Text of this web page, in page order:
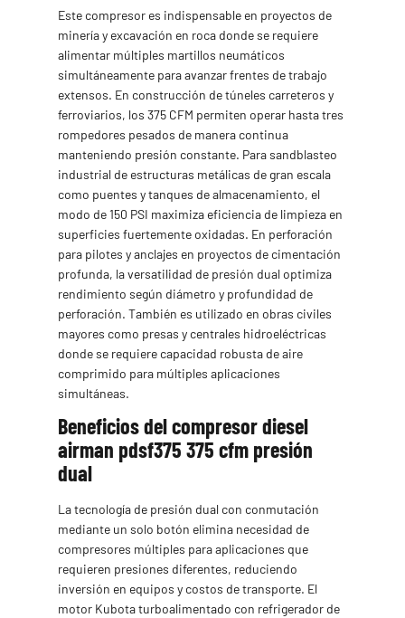
Este compresor es indispensable en proyectos de
minería y excavación en roca donde se requiere
alimentar múltiples martillos neumáticos
simultáneamente para avanzar frentes de trabajo
extensos. En construcción de túneles carreteros y
ferroviarios, los 375 CFM permiten operar hasta tres
rompedores pesados de manera continua
manteniendo presión constante. Para sandblasteo
industrial de estructuras metálicas de gran escala
como puentes y tanques de almacenamiento, el
modo de 150 PSI maximiza eficiencia de limpieza en
superficies fuertemente oxidadas. En perforación
para pilotes y anclajes en proyectos de cimentación
profunda, la versatilidad de presión dual optimiza
rendimiento según diámetro y profundidad de
perforación. También es utilizado en obras civiles
mayores como presas y centrales hidroeléctricas
donde se requiere capacidad robusta de aire
comprimido para múltiples aplicaciones
simultáneas.
Beneficios del compresor diesel
airman pdsf375 375 cfm presión
dual
La tecnología de presión dual con conmutación
mediante un solo botón elimina necesidad de
compresores múltiples para aplicaciones que
requieren presiones diferentes, reduciendo
inversión en equipos y costos de transporte. El
motor Kubota turboalimentado con refrigerador de